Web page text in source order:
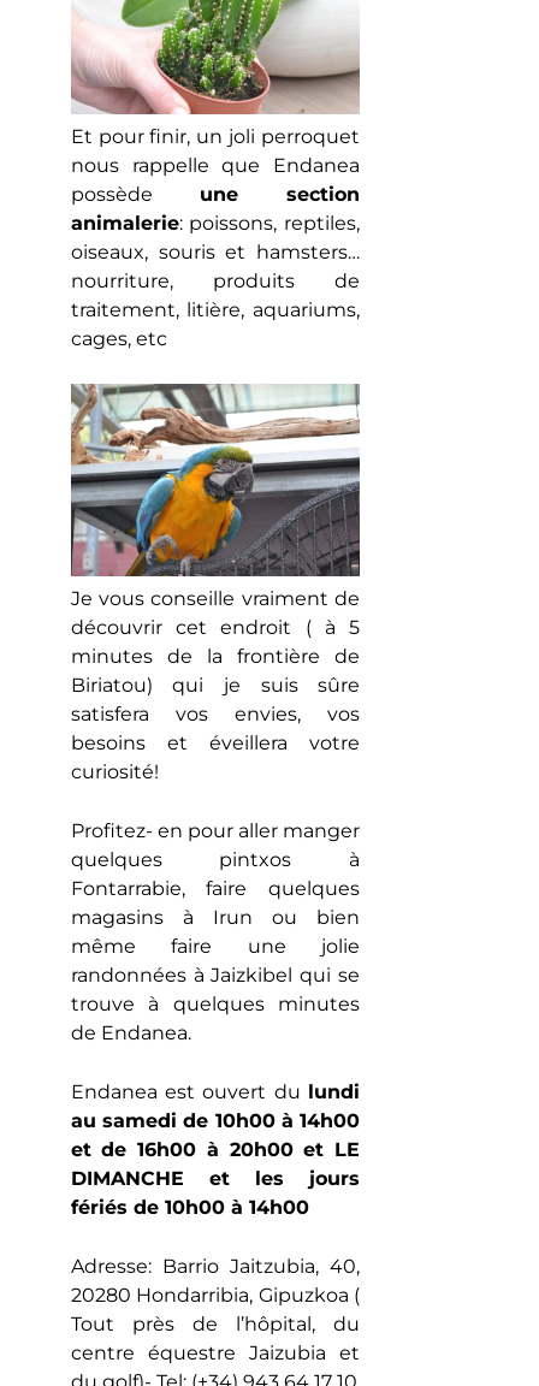
Et pour finir, un joli perroquet
nous rappelle que Endanea
possède une section
animalerie: poissons, reptiles,
oiseaux, souris et hamsters…
nourriture, produits de
traitement, litière, aquariums,
cages, etc
Je vous conseille vraiment de
découvrir cet endroit ( à 5
minutes de la frontière de
Biriatou) qui je suis sûre
satisfera vos envies, vos
besoins et éveillera votre
curiosité!
Profitez- en pour aller manger
quelques pintxos à
Fontarrabie, faire quelques
magasins à Irun ou bien
même faire une jolie
randonnées à Jaizkibel qui se
trouve à quelques minutes
de Endanea.
Endanea est ouvert du lundi
au samedi de 10h00 à 14h00
et de 16h00 à 20h00 et LE
DIMANCHE et les jours
fériés de 10h00 à 14h00
Adresse: Barrio Jaitzubia, 40,
20280 Hondarribia, Gipuzkoa (
Tout près de l’hôpital, du
centre équestre Jaizubia et